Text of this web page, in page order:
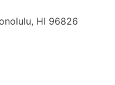
HI 96826